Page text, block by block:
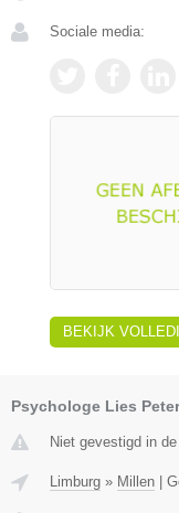
Sociale media:
BEKIJK
Psychologe Lies
Niet gevestigd in
Limburg » Millen